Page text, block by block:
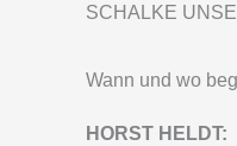
SCHALKE
Wann und wo
HORST HELDT: